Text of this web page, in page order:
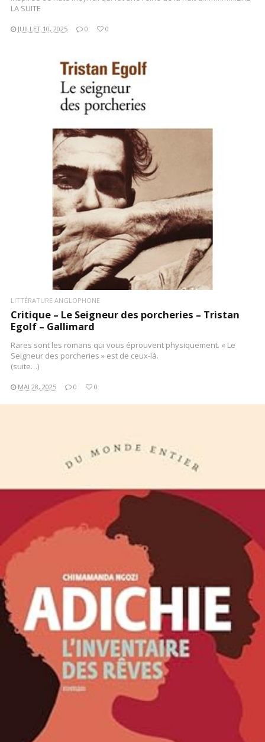
LA SUITE
JUILLET 10, 2025 0 0
LIRE LA SUITE
LITTÉRATURE ANGLOPHONE
Critique – Le Seigneur des porcheries – Tristan
Egolf – Gallimard
Rares sont les romans qui vous éprouvent physiquement. « Le
Seigneur des porcheries » est de ceux-là.
(suite…)
MAI 28, 2025 0 0
LIRE LA SUITE